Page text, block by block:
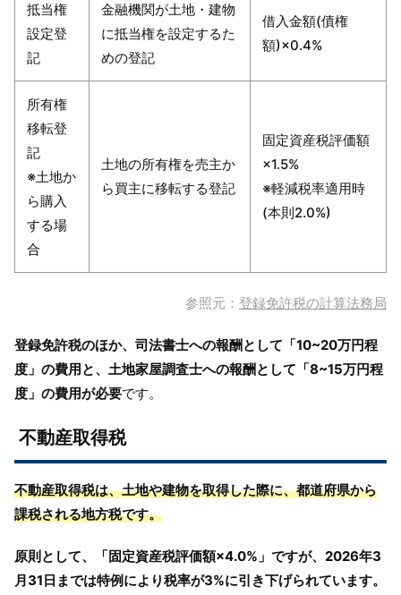
抵当権
設定登
記
金融機関が土地・建物
に抵当権を設定するた
めの登記
借入金額(債権
額)×0.4%
所有権
移転登
記
※土地か
ら購入
する場
合
土地の所有権を売主か
ら買主に移転する登記
固定資産税評価額
×1.5%
※軽減税率適用時
(本則2.0%)
参照元： 登録免許税の計算法務局
登録免許税のほか、司法書士への報酬として「10~20万円程
度」の費用と、土地家屋調査士への報酬として「8~15万円程
度」の費用が必要です。
不動産取得税
不動産取得税は、土地や建物を取得した際に、都道府県から
課税される地方税です。
原則として、「固定資産税評価額×4.0%」ですが、2026年3
月31日までは特例により税率が3%に引き下げられています。